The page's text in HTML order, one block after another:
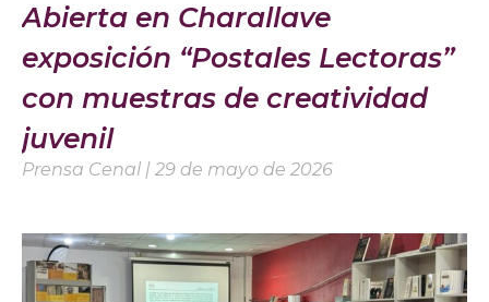
Abierta en Charallave
exposición “Postales Lectoras”
con muestras de creatividad
juvenil
Prensa Cenal 29 de mayo de 2026